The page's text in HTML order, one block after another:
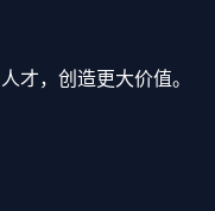
才，创造更大价值。